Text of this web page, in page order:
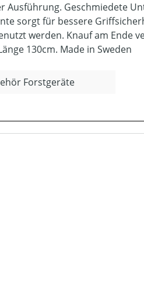
Ausführung. Geschmiedete
sorgt für bessere
werden. Knauf am Ende
130cm. Made in Sweden
Forstgeräte